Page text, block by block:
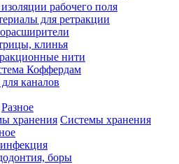
рабочего поля
для ретракции
клинья
нити
Коффердам
каналов
Разное
Системы хранения
боры